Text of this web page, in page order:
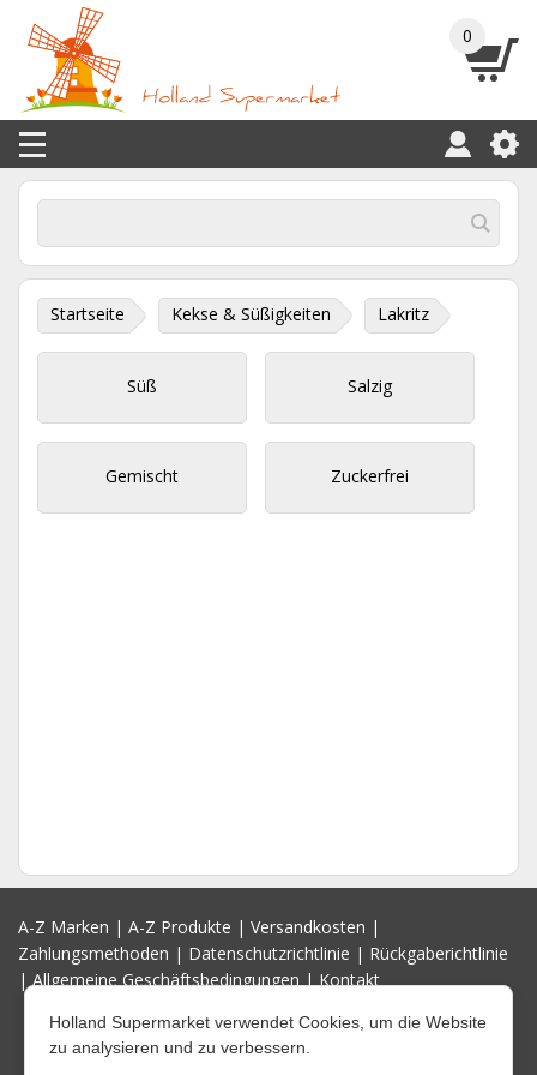
0
Startseite Kekse & Süßigkeiten Lakritz
Süß Salzig
Gemischt Zuckerfrei
A-Z Marken | A-Z Produkte | Versandkosten |
Zahlungsmethoden | Datenschutzrichtlinie | Rückgaberichtlinie
|Allgemeine Geschäftsbedingungen|Kontakt
Holland Supermarket verwendet Cookies, um die Website
zu analysieren und zu verbessern.